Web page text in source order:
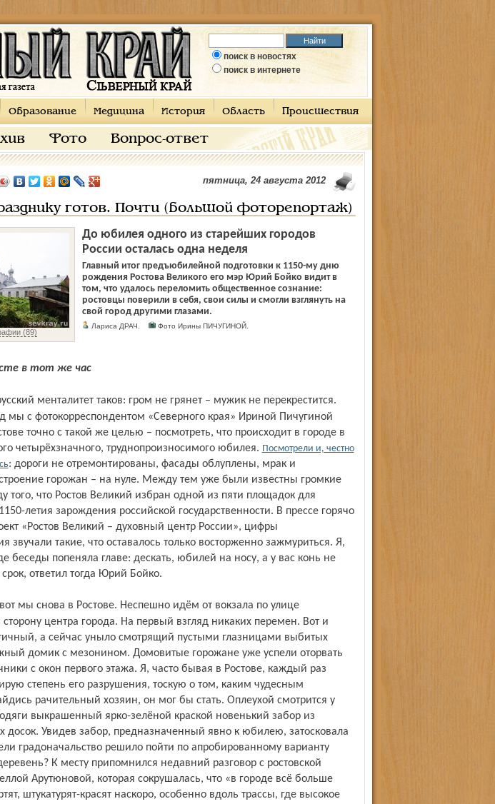
поиск в новостях
поиск в интернете
Образование Медицина История Область Происшествия
Фото Вопрос-ответ
пятница, 24 августа 2012
готов. Почти (большой фоторепортаж)
(89)
До юбилея одного из старейших городов
России осталась одна неделя
Главный итог предъюбилейной подготовки к 1150-му дню
рождения Ростова Великого его мэр Юрий Бойко видит в
том, что удалось переломить общественное сознание:
ростовцы поверили в себя, свои силы и смогли взглянуть на
свой город другими глазами.
Лариса ДРАЧ. Фото Ирины ПИЧУГИНОЙ.
в тот же час
мы с фотокорреспондентом «Северного края» Ириной Пичугиной
точно с такой же целью – посмотреть, что происходит в городе в
четырёхзначного, труднопроизносимого юбилея. Посмотрели и, честно
: дороги не отремонтированы, фасады облуплены, мрак и
горожан – на нуле. Между тем уже были известны громкие
того, что Ростов Великий избран одной из пяти площадок для
летия зарождения российской государственности. В прессе горячо
«Ростов Великий – духовный центр России», цифры
звучали такие, что оставалось только восторженно зажмуриться. Я,
беседы попеняла главе: дескать, юбилей на носу, а у вас конь не
ответил тогда Юрий Бойко.
сторону центра города. На первый взгляд никаких перемен. Вот и
а сейчас уныло смотрящий пустыми глазницами выбитых
домик с мезонином. Домовитые горожане уже успели оторвать
с окон первого этажа. Я, часто бывая в Ростове, каждый раз
степень его разрушения, тоскую о том, каким чудесным
рачительный хозяин, он мог бы стать. Оплеухой смотрится у
выкрашенный ярко-зелёной краской новенький забор из
досок. Увидев забор, предназначенный явно к юбилею, затосковала
градоначальство решило пойти по апробированному варианту
К месту припомнился недавний разговор с ростовской
Арутюновой, которая сокрушалась, что «в городе всё больше
штукатурят-красят наскоро, особенно вдоль трассы, где высокое